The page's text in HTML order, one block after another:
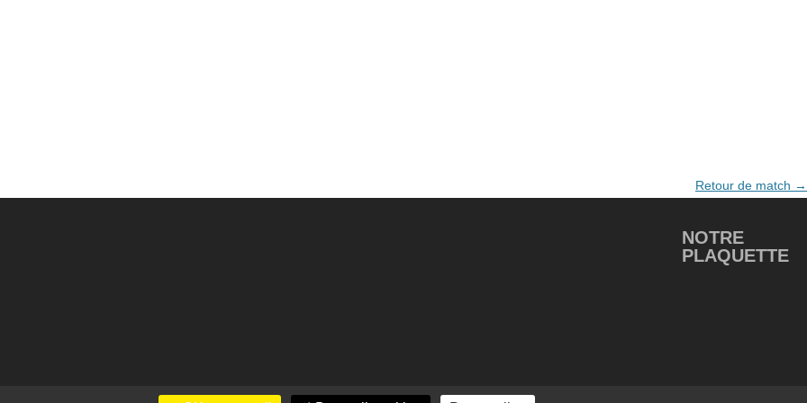
Retour de match →
NOTRE
PLAQUETTE